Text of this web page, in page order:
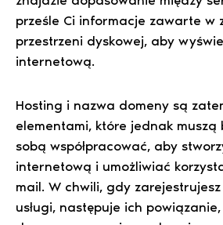
prześle Ci informacje zawarte w
przestrzeni dyskowej, aby
internetową.
Hosting i nazwa domeny są
elementami, które jednak muszą
sobą współpracować, aby
internetową i umożliwiać
mail. W chwili, gdy
usługi, następuje ich